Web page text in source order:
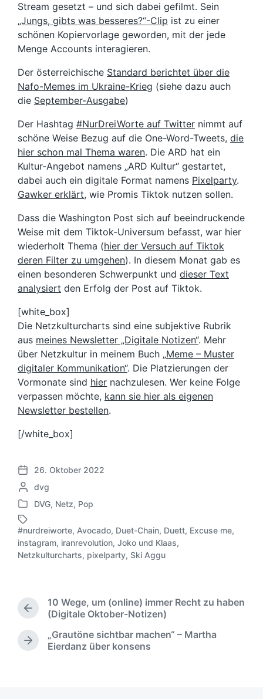
Stream gesetzt – und sich dabei gefilmt. Sein
„Jungs, gibts was besseres?“-Clip ist zu einer
schönen Kopiervorlage geworden, mit der jede
Menge Accounts interagieren.
Der österreichische Standard berichtet über die
Nafo-Memes im Ukraine-Krieg (siehe dazu auch
die September-Ausgabe)
Der Hashtag #NurDreiWorte auf Twitter nimmt auf
schöne Weise Bezug auf die One-Word-Tweets, die
hier schon mal Thema waren. Die ARD hat ein
Kultur-Angebot namens „ARD Kultur“ gestartet,
dabei auch ein digitale Format namens Pixelparty.
Gawker erklärt, wie Promis Tiktok nutzen sollen.
Dass die Washington Post sich auf beeindruckende
Weise mit dem Tiktok-Universum befasst, war hier
wiederholt Thema (hier der Versuch auf Tiktok
deren Filter zu umgehen). In diesem Monat gab es
einen besonderen Schwerpunkt und dieser Text
analysiert den Erfolg der Post auf Tiktok.
[white_box]
Die Netzkulturcharts sind eine subjektive Rubrik
aus meines Newsletter „Digitale Notizen“. Mehr
über Netzkultur in meinem Buch „Meme – Muster
digitaler Kommunikation“. Die Platzierungen der
Vormonate sind hier nachzulesen. Wer keine Folge
verpassen möchte, kann sie hier als eigenen
Newsletter bestellen.
[/white_box]
V
e
r
ö
f
f
e
c
u
n
26. Oktober 2022
G
e
c
h
r
i
n
o
n
dvg
V
e
r
ö
f
t
c
DVG, Netz, Pop
S
c
g
w
r
#nurdreiworte, Avocado, Duet-Chain, Duett, Excuse me,
instagram, iranrevolution, Joko und Klaas,
Netzkulturcharts, pixelparty, Ski Aggu
V
r
h
10 Wege, um (online) immer Recht zu haben
(Digitale Oktober-Notizen)
N
„Grautöne sichtbar machen“ – Martha
Eierdanz über konsens